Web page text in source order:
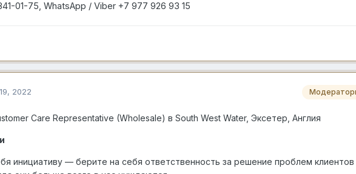
01-75, WhatsApp / Viber +7 977 926 93 15
2022
Care Representative (Wholesale) в South West Water, Эксетер, Англия
инициативу — берите на себя ответственность за решение проблем клиентов